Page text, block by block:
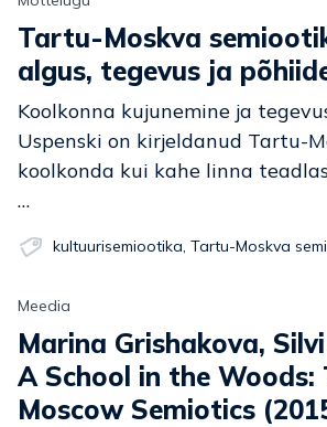
Tartu-Moskva semiootikakoolkond:
algus, tegevus ja
Koolkonna kujunemine ja
Uspenski on kirjeldanud Tartu-
koolkonda kui kahe linna
…
kultuurisemiootika, Tartu-Moskva
Meedia
Marina Grishakova, Silvi Salupere –
A School in the Woods:
Moscow Semiotics